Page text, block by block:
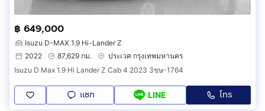
฿ 649,000
Isuzu D-MAX 1.9 Hi-Lander Z
2022
87,629 กม.
ประเวศ กรุงเทพมหานคร
Isuzu D Max 1.9 Hi Lander Z Cab 4 2023 3ขษ-1764
แชท LINE โทร